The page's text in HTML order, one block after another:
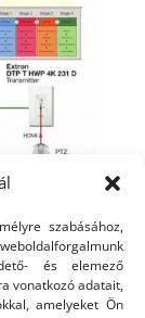
szabásához,
és elemező
vonatkozó adatait,
amelyeket Ön